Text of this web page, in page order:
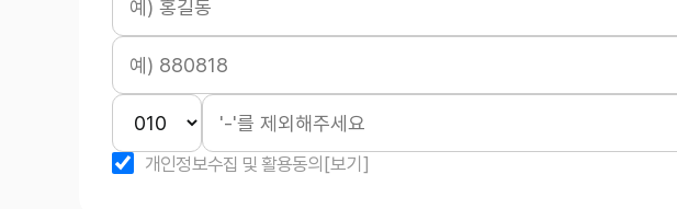
개인정보수집 및 활용동의 [보기]